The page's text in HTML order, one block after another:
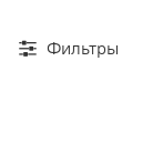
Фильтры